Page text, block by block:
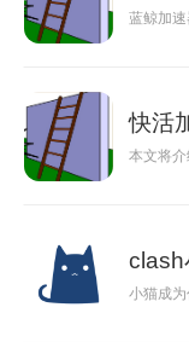
蓝鲸加
快活
本文将
clash
小猫成